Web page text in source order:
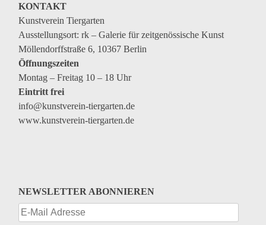
Vermittlung
aktuelle Projekte
Anfrage
Archiv
Archivübersicht
Ausstellungen
Künstler*innen
Genres
KONTAKT
Kunstverein Tiergarten
Ausstellungsort: rk – Galerie für zeitgenössische Kunst
Möllendorffstraße 6, 10367 Berlin
Öffnungszeiten
Montag – Freitag 10 – 18 Uhr
Eintritt frei
info@kunstverein-tiergarten.de
www.kunstverein-tiergarten.de
NEWSLETTER ABONNIEREN